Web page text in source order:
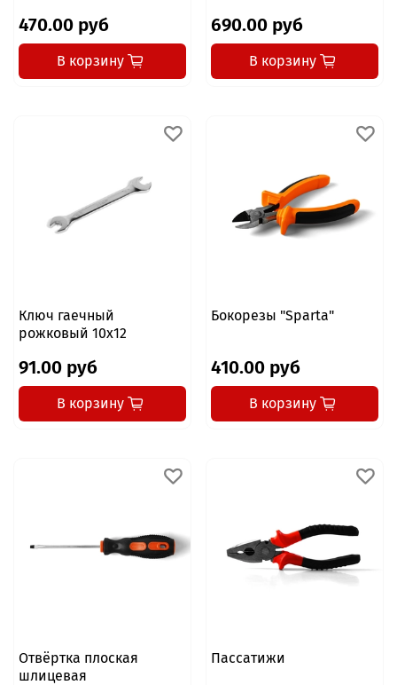
470.00 руб
В корзину
690.00 руб
В корзину
Ключ гаечный
рожковый 10x12
91.00 руб
В корзину
Бокорезы "Sparta"
410.00 руб
В корзину
Отвёртка плоская
шлицевая
Пассатижи